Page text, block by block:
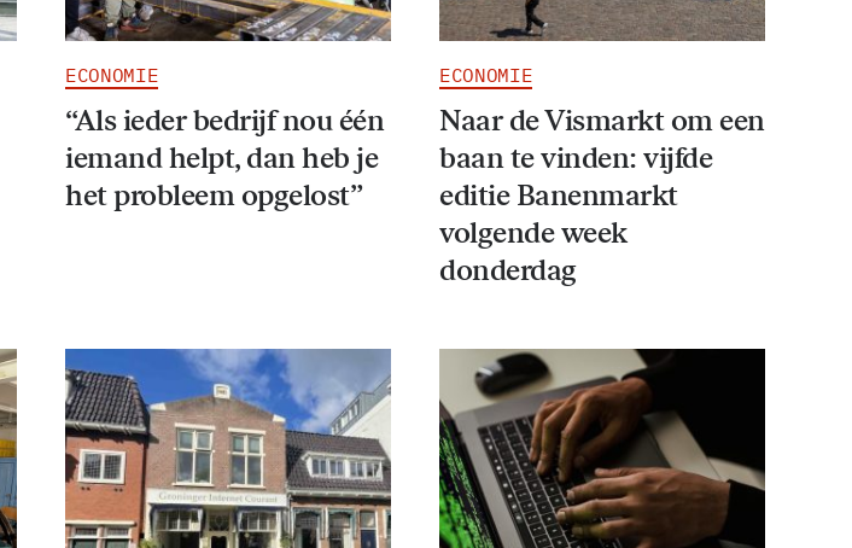
ECONOMIE
“Als ieder bedrijf nou één
iemand helpt, dan heb je
het probleem opgelost”
ECONOMIE
Naar de Vismarkt om een
baan te vinden: vijfde
editie Banenmarkt
volgende week
donderdag